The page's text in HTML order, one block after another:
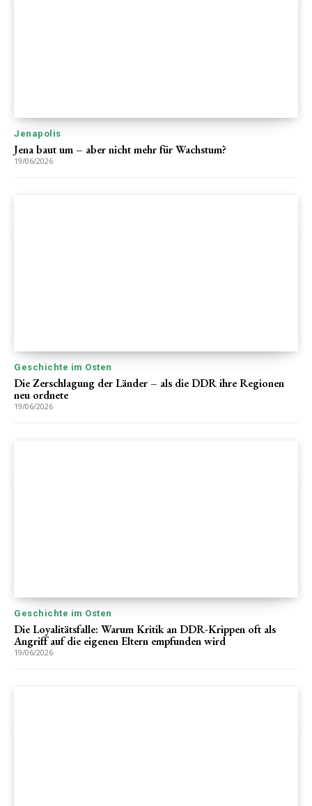
Jenapolis
Jena baut um – aber nicht mehr für Wachstum?
19/06/2026
Geschichte im Osten
Die Zerschlagung der Länder – als die DDR ihre Regionen
neu ordnete
19/06/2026
Geschichte im Osten
Die Loyalitätsfalle: Warum Kritik an DDR-Krippen oft als
Angriff auf die eigenen Eltern empfunden wird
19/06/2026